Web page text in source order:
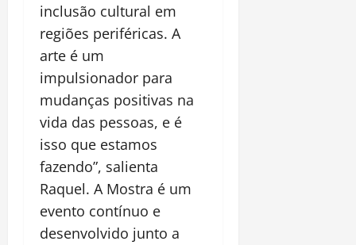
inclusão cultural em
regiões periféricas. A
arte é um
impulsionador para
mudanças positivas na
vida das pessoas, e é
isso que estamos
fazendo”, salienta
Raquel. A Mostra é um
evento contínuo e
desenvolvido junto a